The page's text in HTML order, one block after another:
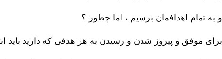
و به تمام اهدافمان برسیم ، اما چطور ؟
برای موفق و پیروز شدن و رسیدن به هر هدفی که دارید باید